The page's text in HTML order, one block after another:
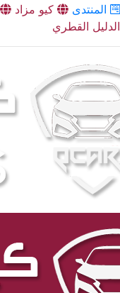
المنتدى
كيو مزاد
الدليل القطري